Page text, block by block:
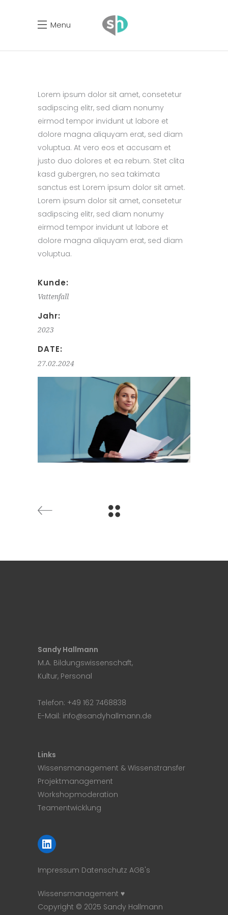
Menu
Lorem ipsum dolor sit amet, consetetur
sadipscing elitr, sed diam nonumy
eirmod tempor invidunt ut labore et
dolore magna aliquyam erat, sed diam
voluptua. At vero eos et accusam et
justo duo dolores et ea rebum. Stet clita
kasd gubergren, no sea takimata
sanctus est Lorem ipsum dolor sit amet.
Lorem ipsum dolor sit amet, consetetur
sadipscing elitr, sed diam nonumy
eirmod tempor invidunt ut labore et
dolore magna aliquyam erat, sed diam
voluptua.
Kunde:
Vattenfall
Jahr:
2023
DATE:
27.02.2024
Sandy Hallmann
M.A. Bildungswissenschaft,
Kultur, Personal
Telefon: +49 162 7468838
E-Mail: info@sandyhallmann.de
Links
Wissensmanagement & Wissenstransfer
Projektmanagement
Workshopmoderation
Teamentwicklung
LinkedIn
Impressum Datenschutz AGB's
Wissensmanagement ♥
Copyright © 2025 Sandy Hallmann